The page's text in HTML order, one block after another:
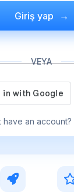
Giriş yap
VEYA
have an account?